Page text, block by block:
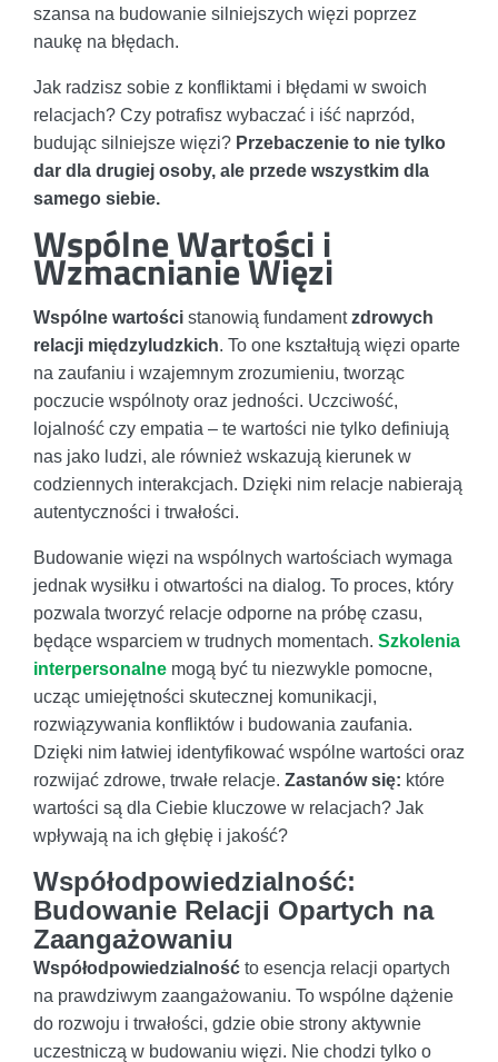
szansa na budowanie silniejszych więzi poprzez
naukę na błędach.
Jak radzisz sobie z konfliktami i błędami w swoich
relacjach? Czy potrafisz wybaczać i iść naprzód,
budując silniejsze więzi? Przebaczenie to nie tylko
dar dla drugiej osoby, ale przede wszystkim dla
samego siebie.
Wspólne Wartości i
Wzmacnianie Więzi
Wspólne wartości stanowią fundamentzdrowych
relacji międzyludzkich. To one kształtują więzi oparte
na zaufaniu i wzajemnym zrozumieniu, tworząc
poczucie wspólnoty oraz jedności. Uczciwość,
lojalność czy empatia – te wartości nie tylko definiują
nas jako ludzi, ale również wskazują kierunek w
codziennych interakcjach. Dzięki nim relacje nabierają
autentyczności i trwałości.
Budowanie więzi na wspólnych wartościach wymaga
jednak wysiłku i otwartości na dialog. To proces, który
pozwala tworzyć relacje odporne na próbę czasu,
będące wsparciem w trudnych momentach. Szkolenia
interpersonalne mogą być tu niezwykle pomocne,
ucząc umiejętności skutecznej komunikacji,
rozwiązywania konfliktów i budowania zaufania.
Dzięki nim łatwiej identyfikować wspólne wartości oraz
rozwijać zdrowe, trwałe relacje. Zastanów się: które
wartości są dla Ciebie kluczowe w relacjach? Jak
wpływają na ich głębię i jakość?
Współodpowiedzialność:
Budowanie Relacji Opartych na
Zaangażowaniu
Współodpowiedzialność to esencja relacji opartych
na prawdziwym zaangażowaniu. To wspólne dążenie
do rozwoju i trwałości, gdzie obie strony aktywnie
uczestniczą w budowaniu więzi. Nie chodzi tylko o